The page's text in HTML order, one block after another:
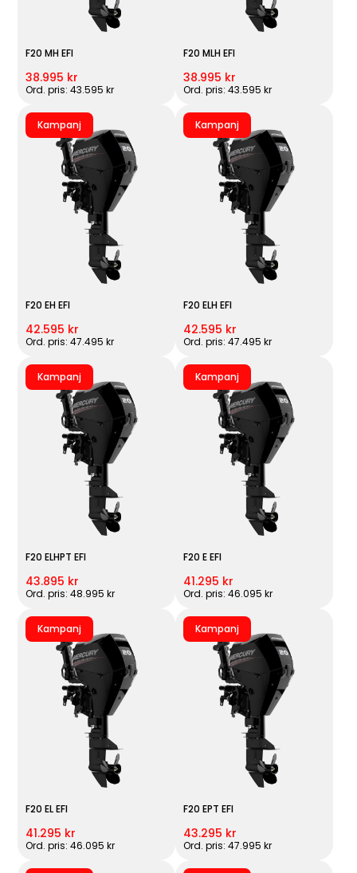
F20 MH EFI
38.995 kr
Ord. pris: 43.595 kr
F20 MLH EFI
38.995 kr
Ord. pris: 43.595 kr
Kampanj
F20 EH EFI
42.595 kr
Ord. pris: 47.495 kr
Kampanj
F20 ELH EFI
42.595 kr
Ord. pris: 47.495 kr
Kampanj
F20 ELHPT EFI
43.895 kr
Ord. pris: 48.995 kr
Kampanj
F20 E EFI
41.295 kr
Ord. pris: 46.095 kr
Kampanj
F20 EL EFI
41.295 kr
Ord. pris: 46.095 kr
Kampanj
F20 EPT EFI
43.295 kr
Ord. pris: 47.995 kr